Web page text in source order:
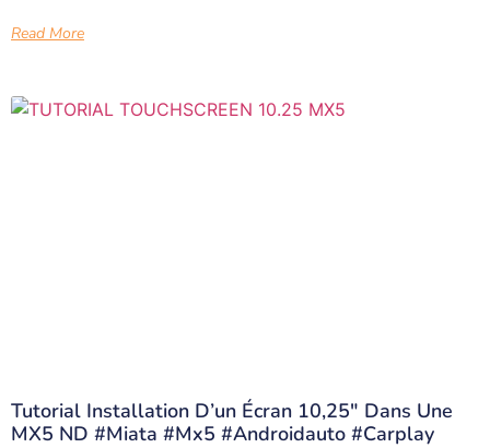
Read More
Tutorial Installation D’un Écran 10,25″ Dans Une
MX5 ND #miata #mx5 #androidauto #carplay